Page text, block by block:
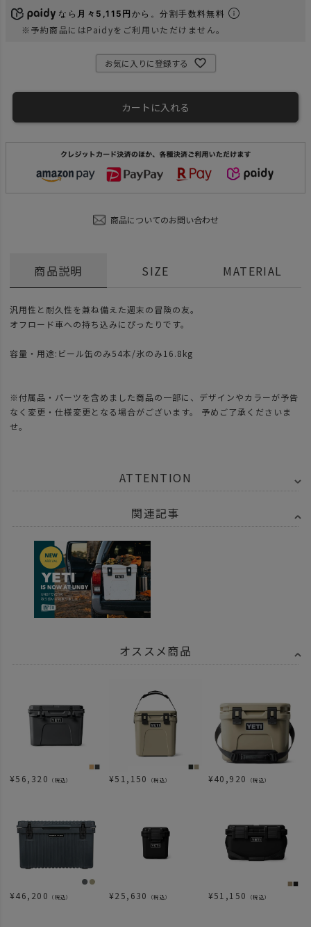
なら 月々5,115円 から。分割手数料無料
※予約商品にはPaidyをご利用いただけません。
お気に入りに登録する
カートに入れる
商品についてのお問い合わせ
商品説明
汎用性と耐久性を兼ね備えた週末の冒険の友。
オフロード車への持ち込みにぴったりです。
容量・用途:ビール缶のみ54本/氷のみ16.8kg
※付属品・パーツを含めました商品の一部に、デザインやカラーが予告
なく変更・仕様変更となる場合がございます。 予めご了承くださいま
せ。
SIZE MATERIAL
ATTENTION
関連記事
オススメ商品
¥56,320 （税込） ¥51,150 （税込） ¥40,920 （税込）
¥46,200 （税込） ¥25,630 （税込） ¥51,150 （税込）